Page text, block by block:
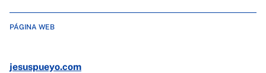
PÁGINA WEB
jesuspueyo.com